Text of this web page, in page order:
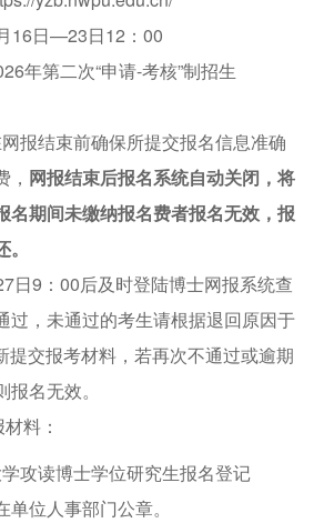
16日—23日12 ： 00
年第二次“申请-考核”制招生
报结束前确保所提交报名信息准确
网报结束后报名系统自动关闭，将
名期间未缴纳报名费者报名无效，报
日9：00后及时登陆博士网报系统查
过，未通过的考生请根据退回原因于
提交报考材料，若再次不通过或逾期
名无效。
材料：
学攻读博士学位研究生报名登记
位人事部门公章。